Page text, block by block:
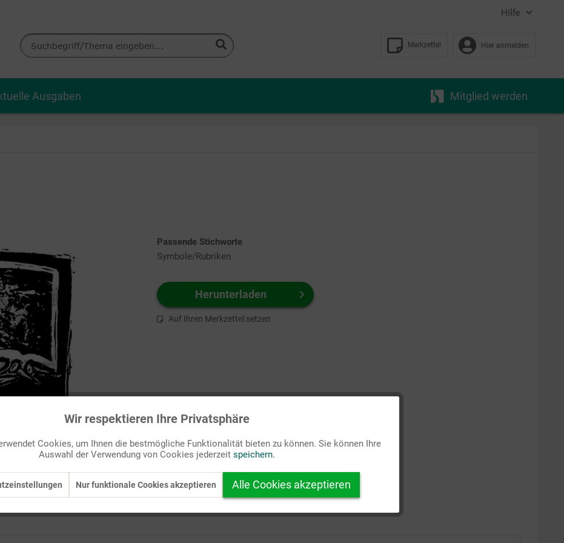
Hilfe
Merkzettel Hier anmelden
Ausgaben Mitglied werden
Passende Stichworte
Symbole/Rubriken
Herunterladen
Auf Ihren Merkzettel setzen
Inaktiv
Wir respektieren Ihre Privatsphäre
Cookies, um Ihnen die bestmögliche Funktionalität bieten zu können. Sie können Ihre
Auswahl der Verwendung von Cookies jederzeit speichern.
Nur funktionale Cookies akzeptieren Alle Cookies akzeptieren